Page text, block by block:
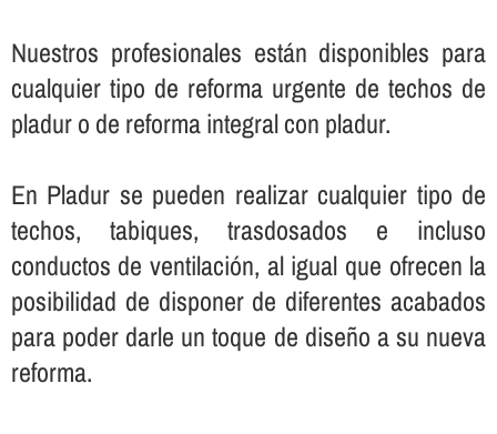
Nuestros profesionales están disponibles para
cualquier tipo de reforma urgente de techos de
pladur o de reforma integral con pladur.
En Pladur se pueden realizar cualquier tipo de
techos, tabiques, trasdosados e incluso
conductos de ventilación, al igual que ofrecen la
posibilidad de disponer de diferentes acabados
para poder darle un toque de diseño a su nueva
reforma.